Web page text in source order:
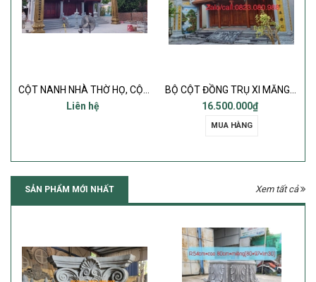
Liên hệ
16.500.000₫
MUA HÀNG
SẢN PHẨM MỚI NHẤT Xem tất cả